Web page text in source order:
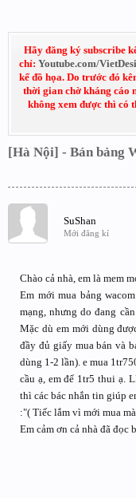
Hãy đăng ký subscribe
chỉ: Youtube.com/
kế đồ họa. Do trước đó
thời gian chờ kháng cáo
không xem được thì có
[Hà Nội] - Bán bảng
SuShan
Mới đăng kí
Chào cả nhà, em là mem
Em mới mua bảng
mạng, nhưng do đang
Mặc dù em mới dùng
đầy đủ giấy mua bán và
dùng 1-2 lần). e mua
cầu ạ, em để 1tr5 thui ạ.
thì các bác nhắn tin giúp
:"( Tiếc lắm vì mới mua
Em cảm ơn cả nhà đã đọc